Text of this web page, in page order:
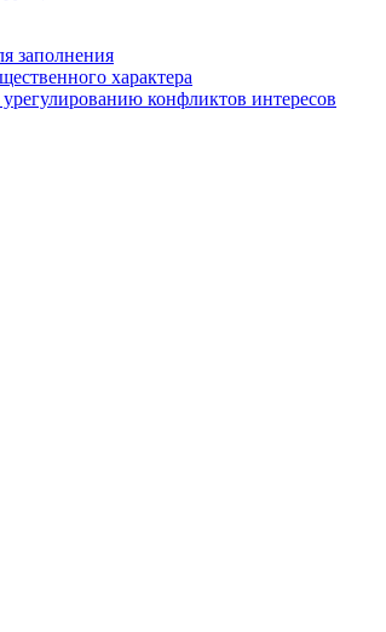
заполнения
характера
конфликтов интересов